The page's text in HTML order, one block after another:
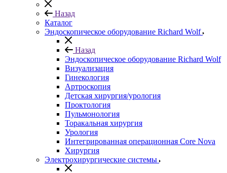
Назад
Каталог
Эндоскопическое оборудование Richard Wolf
Назад
Эндоскопическое оборудование Richard Wolf
Визуализация
Гинекология
Артроскопия
Детская хирургия/урология
Проктология
Пульмонология
Торакальная хирургия
Урология
Интегрированная операционная Core Nova
Хирургия
Электрохирургические системы